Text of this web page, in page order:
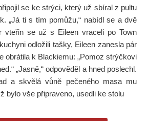
se ke strýci, který už sbíral z pultu
„Já ti s tím pomůžu,“ nabídl se a dvě
se už s Eileen vraceli po Town
odložili tašky, Eileen zanesla pár
obrátila k Blackiemu: „Pomoz strýčkovi
„Jasně,“ odpověděl a hned poslechl.
a skvělá vůně pečeného masa mu
bylo vše připraveno, usedli ke stolu